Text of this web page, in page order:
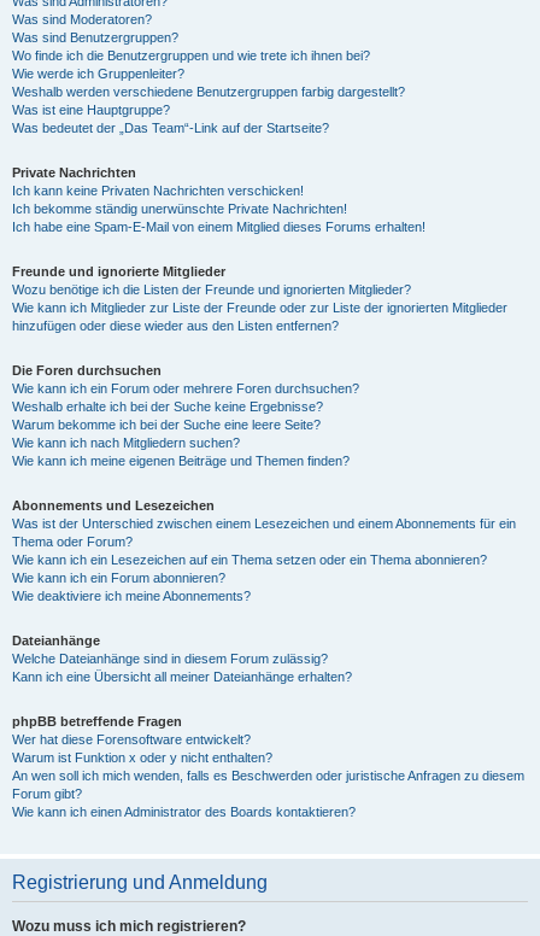
Was sind Moderatoren?
Was sind Benutzergruppen?
Wo finde ich die Benutzergruppen und wie trete ich ihnen bei?
Wie werde ich Gruppenleiter?
Weshalb werden verschiedene Benutzergruppen farbig dargestellt?
Was ist eine Hauptgruppe?
Was bedeutet der „Das Team“-Link auf der Startseite?
Private Nachrichten
Ich kann keine Privaten Nachrichten verschicken!
Ich bekomme ständig unerwünschte Private Nachrichten!
Ich habe eine Spam-E-Mail von einem Mitglied dieses Forums erhalten!
Freunde und ignorierte Mitglieder
Wozu benötige ich die Listen der Freunde und ignorierten Mitglieder?
Wie kann ich Mitglieder zur Liste der Freunde oder zur Liste der ignorierten Mitglieder
hinzufügen oder diese wieder aus den Listen entfernen?
Die Foren durchsuchen
Wie kann ich ein Forum oder mehrere Foren durchsuchen?
Weshalb erhalte ich bei der Suche keine Ergebnisse?
Warum bekomme ich bei der Suche eine leere Seite?
Wie kann ich nach Mitgliedern suchen?
Wie kann ich meine eigenen Beiträge und Themen finden?
Abonnements und Lesezeichen
Was ist der Unterschied zwischen einem Lesezeichen und einem Abonnements für ein
Thema oder Forum?
Wie kann ich ein Lesezeichen auf ein Thema setzen oder ein Thema abonnieren?
Wie kann ich ein Forum abonnieren?
Wie deaktiviere ich meine Abonnements?
Dateianhänge
Welche Dateianhänge sind in diesem Forum zulässig?
Kann ich eine Übersicht all meiner Dateianhänge erhalten?
phpBB betreffende Fragen
Wer hat diese Forensoftware entwickelt?
Warum ist Funktion x oder y nicht enthalten?
An wen soll ich mich wenden, falls es Beschwerden oder juristische Anfragen zu diesem
Forum gibt?
Wie kann ich einen Administrator des Boards kontaktieren?
Registrierung und Anmeldung
Wozu muss ich mich registrieren?